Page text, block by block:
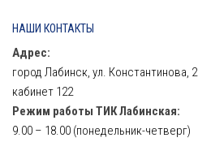
НАШИ КОНТАКТЫ
Адрес:
город Лабинск, ул. Константинова, 2
кабинет 122
Режим работы ТИК Лабинская:
9.00 – 18.00 (понедельник-четверг)